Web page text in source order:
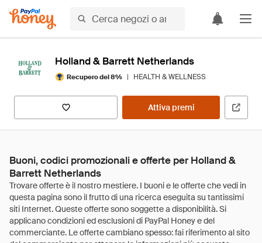
Holland & Barrett Netherlands
Recupero del 8% | HEALTH & WELLNESS
Attiva premi
Buoni, codici promozionali e offerte per Holland &
Barrett Netherlands